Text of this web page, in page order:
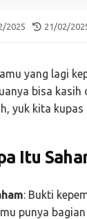
2025
LAST
21/02/
yang lagi
bisa kasih
yuk kita
Itu
: Bukti
punya